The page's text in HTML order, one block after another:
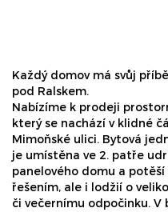
Každý domov má svůj
pod Ralskem.
Nabízíme k prodeji
který se nachází v klidné
Mimoňské ulici. Bytová
je umístěna ve 2. patře
panelového domu a
řešením, ale i lodžií o
či večernímu odpočinku.